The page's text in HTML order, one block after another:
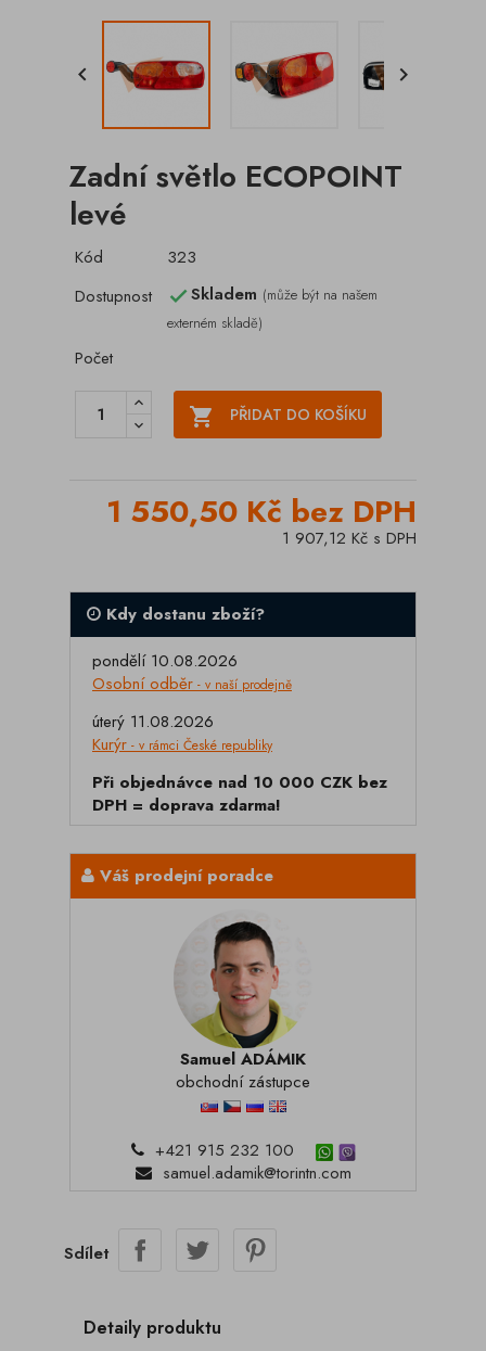
 
Zadní světlo ECOPOINT
levé
Kód
323
Dostupnost
Skladem (může být na našem
externém skladě)
Počet
 PŘIDAT DO KOŠÍKU
1 550,50 Kč bez DPH
1 907,12 Kč s DPH
Kdy dostanu zboží?
pondělí 10.08.2026
Osobní odběr - v naší prodejně
úterý 11.08.2026
Kurýr - v rámci České republiky
Při objednávce nad 10 000 CZK bez
DPH = doprava zdarma!
Váš prodejní poradce
Samuel ADÁMIK
obchodní zástupce
+421 915 232 100
samuel.adamik@torintn.com
Sdílet
Detaily produktu